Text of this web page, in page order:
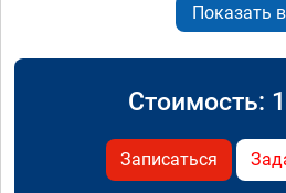
Показать
Стоимость:
Записаться